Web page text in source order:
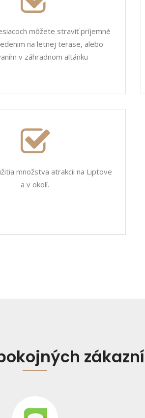
môžete straviť príjemné
na letnej terase, alebo
v záhradnom altánku
množstva atrakcii na Liptove
a v okolí.